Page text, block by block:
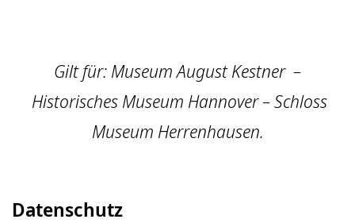
Gilt für: Museum August Kestner –
Historisches Museum Hannover – Schloss
Museum Herrenhausen.
Datenschutz